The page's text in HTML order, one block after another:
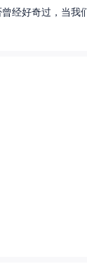
经好奇过，当我